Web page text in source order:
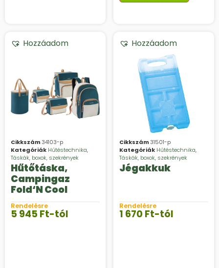
Hozzáadom
Cikkszám 34103-p
Kategóriák Hűtéstechnika,
Táskák, boxok, szekrények
Hűtőtáska,
Campingaz
Fold‘N Cool
Rendelésre
5 945 Ft-tól
Hozzáadom
Cikkszám 31501-p
Kategóriák Hűtéstechnika,
Táskák, boxok, szekrények
Jégakkuk
Rendelésre
1 670 Ft-tól